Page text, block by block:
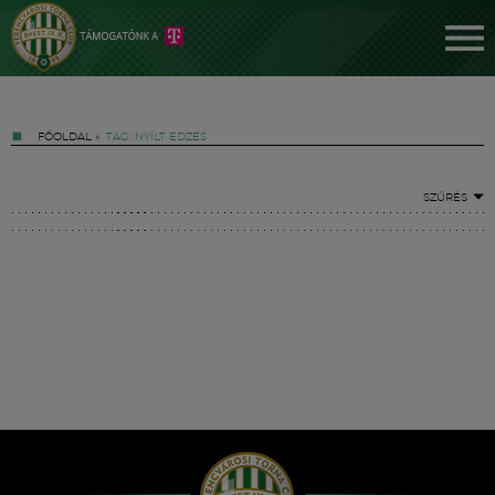
FŐOLDAL » TAG: NYÍLT EDZÉS
SZŰRÉS
Hírek